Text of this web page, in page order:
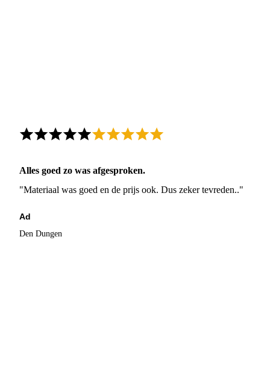
Alles goed zo was afgesproken.
"Materiaal was goed en de prijs ook. Dus zeker tevreden.."
Ad
Den Dungen